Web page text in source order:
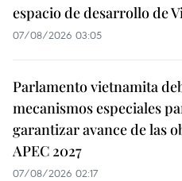
espacio de desarrollo de
07/08/2026 03:05
Parlamento vietnamita
mecanismos especiales
garantizar avance de las
APEC 2027
07/08/2026 02:17